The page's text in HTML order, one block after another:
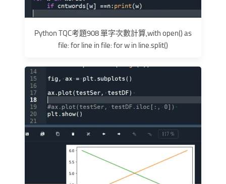
Python TQC考題908 單字次數計算,with open() as
file: for line in file: for w in line.split()